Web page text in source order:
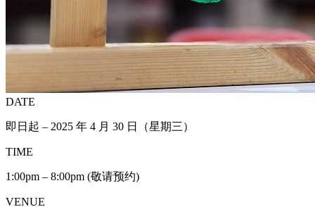
DATE
即日起 – 2025 年 4 月 30 日（星期三）
TIME
1:00pm – 8:00pm (敬请预约)
VENUE